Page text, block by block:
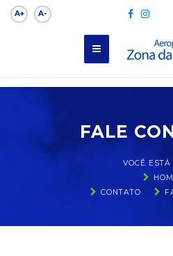
A+ A-
FALE
VOCÊ ESTÁ
CONTATO